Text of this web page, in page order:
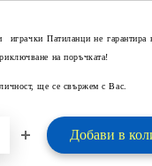
играчки Патиланци не гарантира
на поръчката!
ще се свържем с Вас.